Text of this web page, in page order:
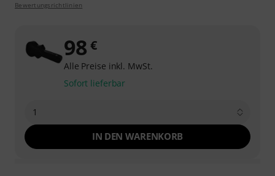
Bewertungsrichtlinien
98 €
Alle Preise inkl. MwSt.
Sofort lieferbar
1
IN DEN WARENKORB